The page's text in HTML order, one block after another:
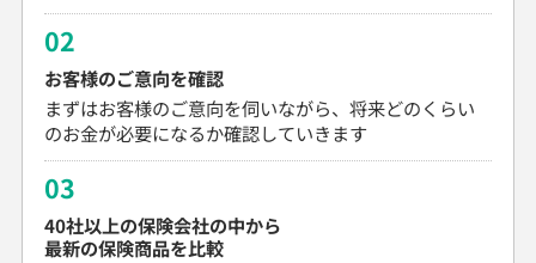
02
お客様のご意向を確認
まずはお客様のご意向を伺いながら、将来どのくらい
のお金が必要になるか確認していきます
03
40社以上の保険会社の中から
最新の保険商品を比較